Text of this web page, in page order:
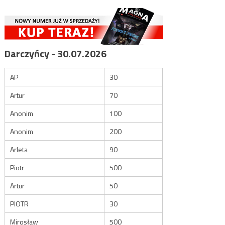
Darczyńcy - 30.07.2026
AP
30
Artur
70
Anonim
100
Anonim
200
Arleta
90
Piotr
500
Artur
50
PIOTR
30
Mirosław
500